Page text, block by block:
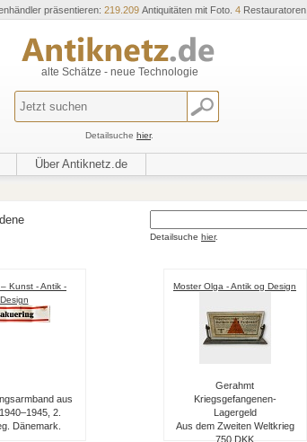
präsentieren: 219.209 Antiquitäten mit Foto. 4 Restauratoren,
alte Schätze - neue Technologie
Detailsuche hier.
Über Antiknetz.de
Detailsuche hier.
Kunst - Antik -
Design
aus
2.
Dänemark.
Moster Olga - Antik og Design
Gerahmt
Kriegsgefangenen-
Lagergeld
Aus dem Zweiten Weltkrieg
750 DKK